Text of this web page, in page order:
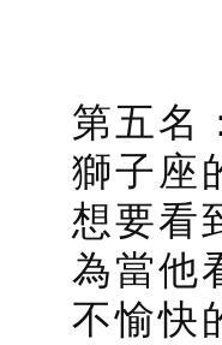
第五名
獅子座
想要看
為當他
不愉快